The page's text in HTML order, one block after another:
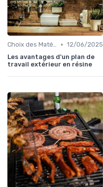
Choix des Matériaux et du Design • 12/06/2025
Les avantages d'un plan de
travail extérieur en résine